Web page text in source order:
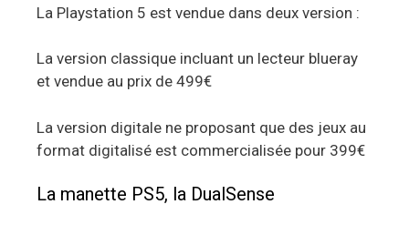
La Playstation 5 est vendue dans deux version :
La version classique incluant un lecteur blueray
et vendue au prix de 499€
La version digitale ne proposant que des jeux au
format digitalisé est commercialisée pour 399€
La manette PS5, la DualSense